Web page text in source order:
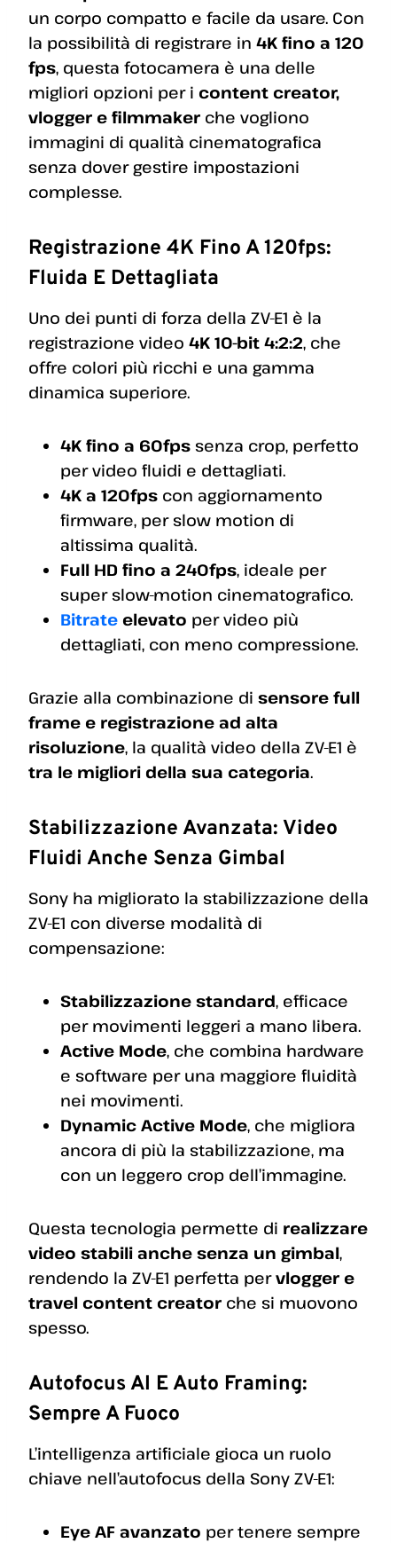
un corpo compatto e facile da usare. Con
la possibilità di registrare in 4K fino a 120
fps, questa fotocamera è una delle
migliori opzioni per i content creator,
vlogger e filmmaker che vogliono
immagini di qualità cinematografica
senza dover gestire impostazioni
complesse.
Registrazione 4K Fino A 120fps:
Fluida E Dettagliata
Uno dei punti di forza della ZV-E1 è la
registrazione video 4K 10-bit 4:2:2, che
offre colori più ricchi e una gamma
dinamica superiore.
4K fino a 60fps senza crop, perfetto
per video fluidi e dettagliati.
4K a 120fps con aggiornamento
firmware, per slow motion di
altissima qualità.
Full HD fino a 240fps, ideale per
super slow-motion cinematografico.
Bitrate elevato per video più
dettagliati, con meno compressione.
Grazie alla combinazione di sensore full
frame e registrazione ad alta
risoluzione, la qualità video della ZV-E1 è
tra le migliori della sua categoria.
Stabilizzazione Avanzata: Video
Fluidi Anche Senza Gimbal
Sony ha migliorato la stabilizzazione della
ZV-E1 con diverse modalità di
compensazione:
Stabilizzazione standard, efficace
per movimenti leggeri a mano libera.
Active Mode, che combina hardware
e software per una maggiore fluidità
nei movimenti.
Dynamic Active Mode, che migliora
ancora di più la stabilizzazione, ma
con un leggero crop dell’immagine.
Questa tecnologia permette di realizzare
video stabili anche senza un gimbal,
rendendo la ZV-E1 perfetta pervlogger e
travel content creator che si muovono
spesso.
Autofocus AI E Auto Framing:
Sempre A Fuoco
L’intelligenza artificiale gioca un ruolo
chiave nell’autofocus della Sony ZV-E1:
Eye AF avanzato per tenere sempre